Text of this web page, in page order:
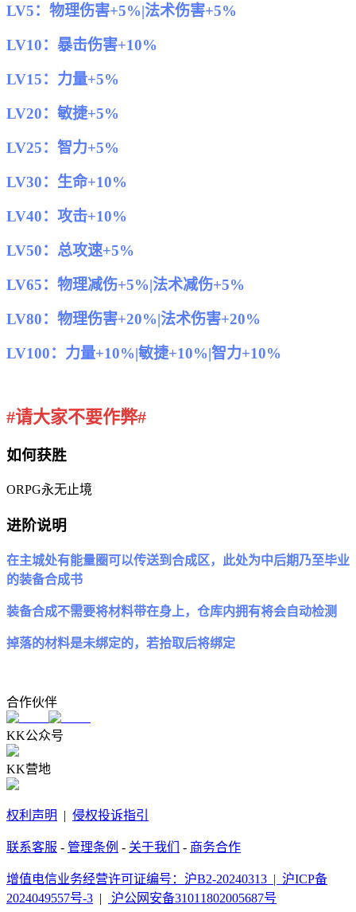
LV5：物理伤害+5%|法术伤害+5%
LV10：暴击伤害+10%
LV15：力量+5%
LV20：敏捷+5%
LV25：智力+5%
LV30：生命+10%
LV40：攻击+10%
LV50：总攻速+5%
LV65：物理减伤+5%|法术减伤+5%
LV80：物理伤害+20%|法术伤害+20%
LV100：力量+10%|敏捷+10%|智力+10%
#请大家不要作弊#
如何获胜
ORPG永无止境
进阶说明
在主城处有能量圈可以传送到合成区，此处为中后期乃至毕业
的装备合成书
装备合成不需要将材料带在身上，仓库内拥有将会自动检测
掉落的材料是未绑定的，若拾取后将绑定
合作伙伴
KK公众号
KK营地
权利声明 | 侵权投诉指引
联系客服 - 管理条例 - 关于我们 - 商务合作
增值电信业务经营许可证编号：沪B2-20240313 | 沪ICP备
2024049557号-3 | 沪公网安备31011802005687号